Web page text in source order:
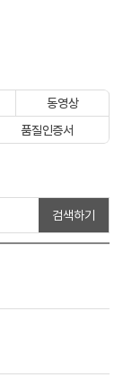
동영상
품질인증서
검색하기